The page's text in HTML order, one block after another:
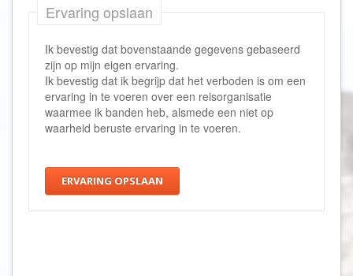
Ervaring opslaan
Ik bevestig dat bovenstaande gegevens gebaseerd
zijn op mijn eigen ervaring.
Ik bevestig dat ik begrijp dat het verboden is om een
ervaring in te voeren over een reisorganisatie
waarmee ik banden heb, alsmede een niet op
waarheid beruste ervaring in te voeren.
ERVARING OPSLAAN